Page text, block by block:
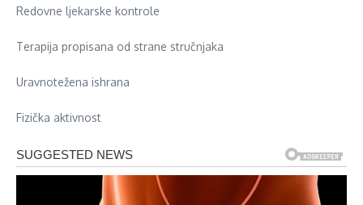
Redovne ljekarske kontrole
Terapija propisana od strane stručnjaka
Uravnotežena ishrana
Fizička aktivnost